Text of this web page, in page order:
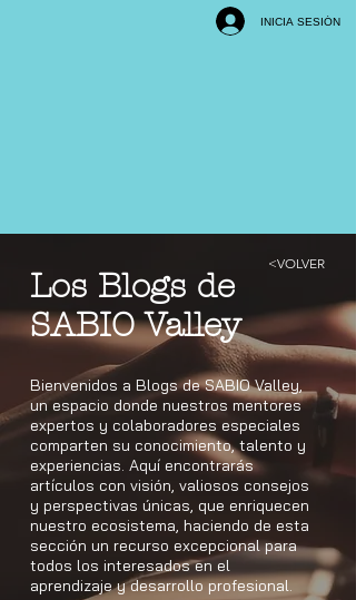
INICIA SESIÓN
<VOLVER
Los Blogs de
SABIO Valley
Bienvenidos a Blogs de SABIO Valley,
un espacio donde nuestros mentores
expertos y colaboradores especiales
comparten su conocimiento, talento y
experiencias. Aquí encontrarás
artículos con visión, valiosos consejos
y perspectivas únicas, que enriquecen
nuestro ecosistema, haciendo de esta
sección un recurso excepcional para
todos los interesados en el
aprendizaje y desarrollo profesional.